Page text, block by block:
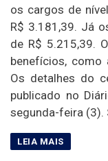
os cargos de
R$ 3.181,39. Já
de R$ 5.215,39.
benefícios, como
Os detalhes do
publicado no
segunda-feira (3).